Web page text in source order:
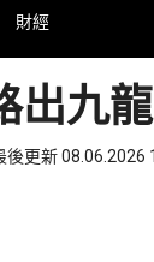
財經
出九
後更新 08.06.2026